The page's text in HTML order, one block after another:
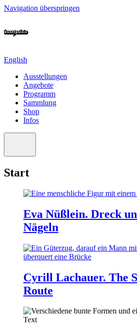
Navigation überspringen
English
Ausstellungen
Angebote
Programm
Sammlung
Shop
Infos
Start
Eva Nüßlein. Dreck
Nägeln
Cyrill Lachauer. The
Route